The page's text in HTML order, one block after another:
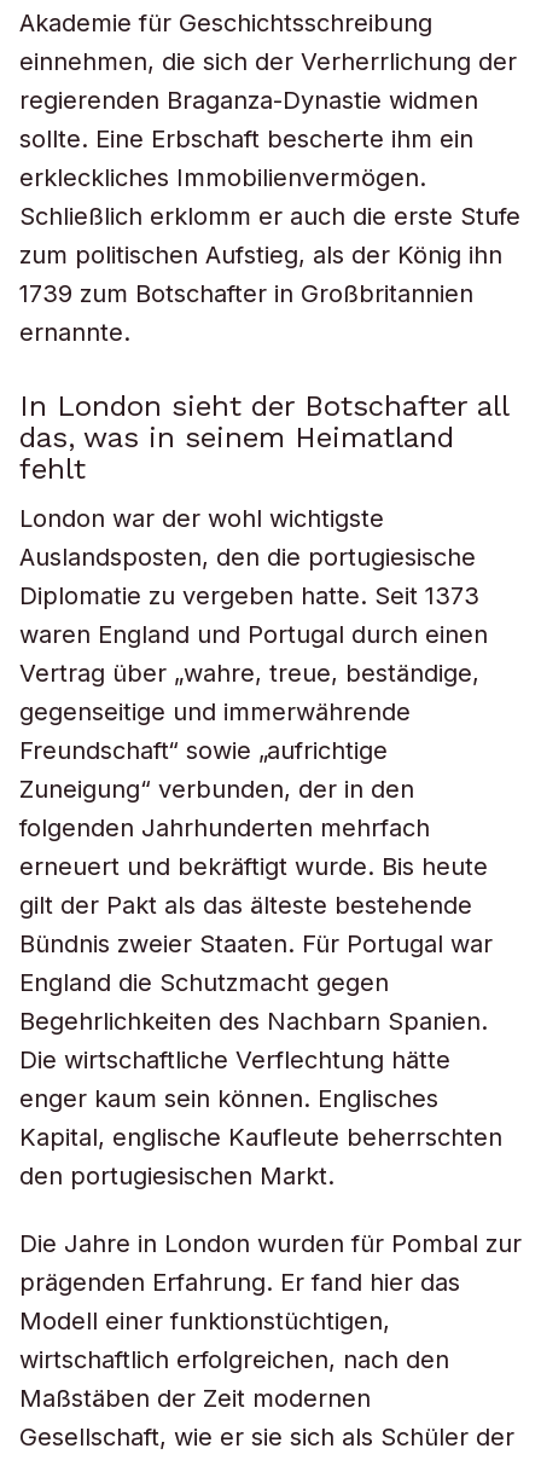
Akademie für Geschichtsschreibung
einnehmen, die sich der Verherrlichung der
regierenden Braganza-Dynastie widmen
sollte. Eine Erbschaft bescherte ihm ein
erkleckliches Immobilienvermögen.
Schließlich erklomm er auch die erste Stufe
zum politischen Aufstieg, als der König ihn
1739 zum Botschafter in Großbritannien
ernannte.
In London sieht der Botschafter all
das, was in seinem Heimatland
fehlt
London war der wohl wichtigste
Auslandsposten, den die portugiesische
Diplomatie zu vergeben hatte. Seit 1373
waren England und Portugal durch einen
Vertrag über „wahre, treue, beständige,
gegenseitige und immerwährende
Freundschaft“ sowie „aufrichtige
Zuneigung“ verbunden, der in den
folgenden Jahrhunderten mehrfach
erneuert und bekräftigt wurde. Bis heute
gilt der Pakt als das älteste bestehende
Bündnis zweier Staaten. Für Portugal war
England die Schutzmacht gegen
Begehrlichkeiten des Nachbarn Spanien.
Die wirtschaftliche Verflechtung hätte
enger kaum sein können. Englisches
Kapital, englische Kaufleute beherrschten
den portugiesischen Markt.
Die Jahre in London wurden für Pombal zur
prägenden Erfahrung. Er fand hier das
Modell einer funktionstüchtigen,
wirtschaftlich erfolgreichen, nach den
Maßstäben der Zeit modernen
Gesellschaft, wie er sie sich als Schüler der